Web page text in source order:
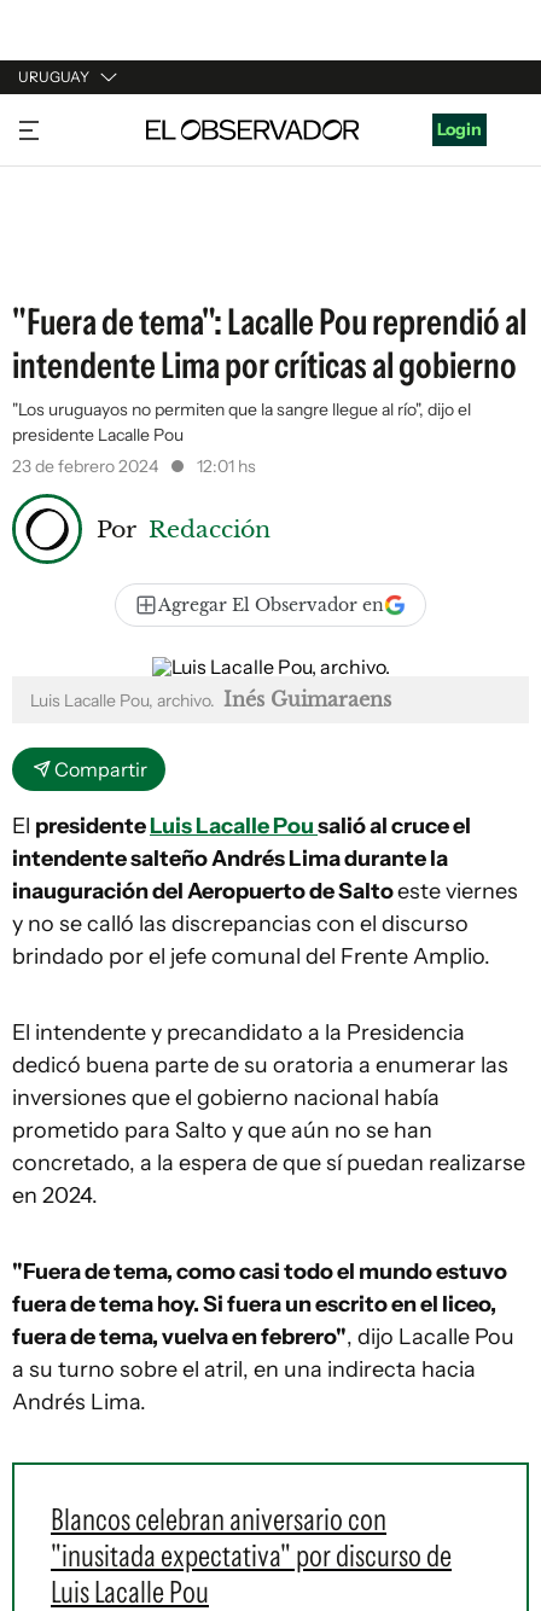
URUGUAY
URUGUAY
ARGENTINA
Login
"Fuera de tema": Lacalle Pou reprendió al
intendente Lima por críticas al gobierno
"Los uruguayos no permiten que la sangre llegue al río", dijo el
presidente Lacalle Pou
23 de febrero 2024
12:01 hs
Por Redacción
Agregar El Observador en
Luis Lacalle Pou, archivo. Inés Guimaraens
Compartir
El presidenteLuis Lacalle Pousalió al cruce el
intendente salteño Andrés Lima durante la
inauguración del Aeropuerto de Saltoeste viernes
y no se calló las discrepancias con el discurso
brindado por el jefe comunal del Frente Amplio.
El intendente y precandidato a la Presidencia
dedicó buena parte de su oratoria a enumerar las
inversiones que el gobierno nacional había
prometido para Salto y que aún no se han
concretado, a la espera de que sí puedan realizarse
en 2024.
"Fuera de tema, como casi todo el mundo estuvo
fuera de tema hoy. Si fuera un escrito en el liceo,
fuera de tema, vuelva en febrero", dijo Lacalle Pou
a su turno sobre el atril, en una indirecta hacia
Andrés Lima.
Blancos celebran aniversario con
"inusitada expectativa" por discurso de
Luis Lacalle Pou